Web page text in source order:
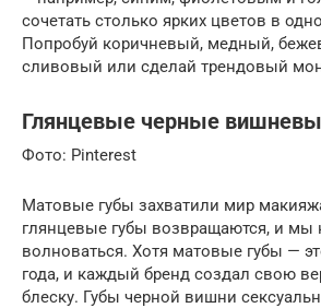
сочетать столько ярких цветов в
Попробуй коричневый, медный,
сливовый или сделай трендовый
Глянцевые черные
Фото: Pinterest
Матовые губы захватили мир
глянцевые губы возвращаются, и мы
волноваться. Хотя матовые губы —
года, и каждый бренд создал свою
блеску. Губы черной вишни